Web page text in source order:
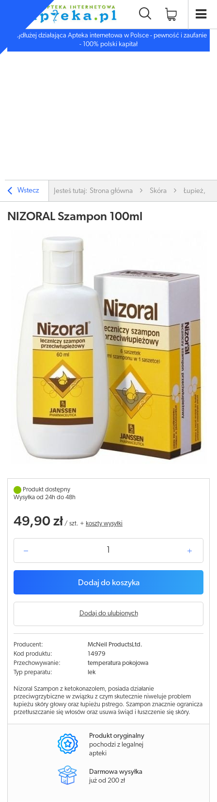
Najdłużej działająca Apteka internetowa w Polsce - pewność i zaufanie
- 100% polski kapitał
Wstecz Jesteś tutaj: Strona główna Skóra Łupież,
NIZORAL Szampon 100ml
Produkt dostępny
Wysyłka od 24h do 48h
49,90 zł / szt. + koszty wysyłki
Dodaj do koszyka
Dodaj do ulubionych
Producent:
McNeil ProductsLtd.
Kod produktu:
14979
Przechowywanie:
temperatura pokojowa
Typ preparatu:
lek
Nizoral Szampon z ketokonazolem, posiada działanie
przeciwgrzybiczne w związku z czym skutecznie niweluje problem
łupieżu skóry głowy oraz łupieżu pstrego. Szampon znacznie ogranicza
przetłuszczanie się włosów oraz usuwa świąd i łuszczenie się skóry.
Produkt oryginalny
pochodzi z legalnej
apteki
Darmowa wysyłka
już od 200 zł